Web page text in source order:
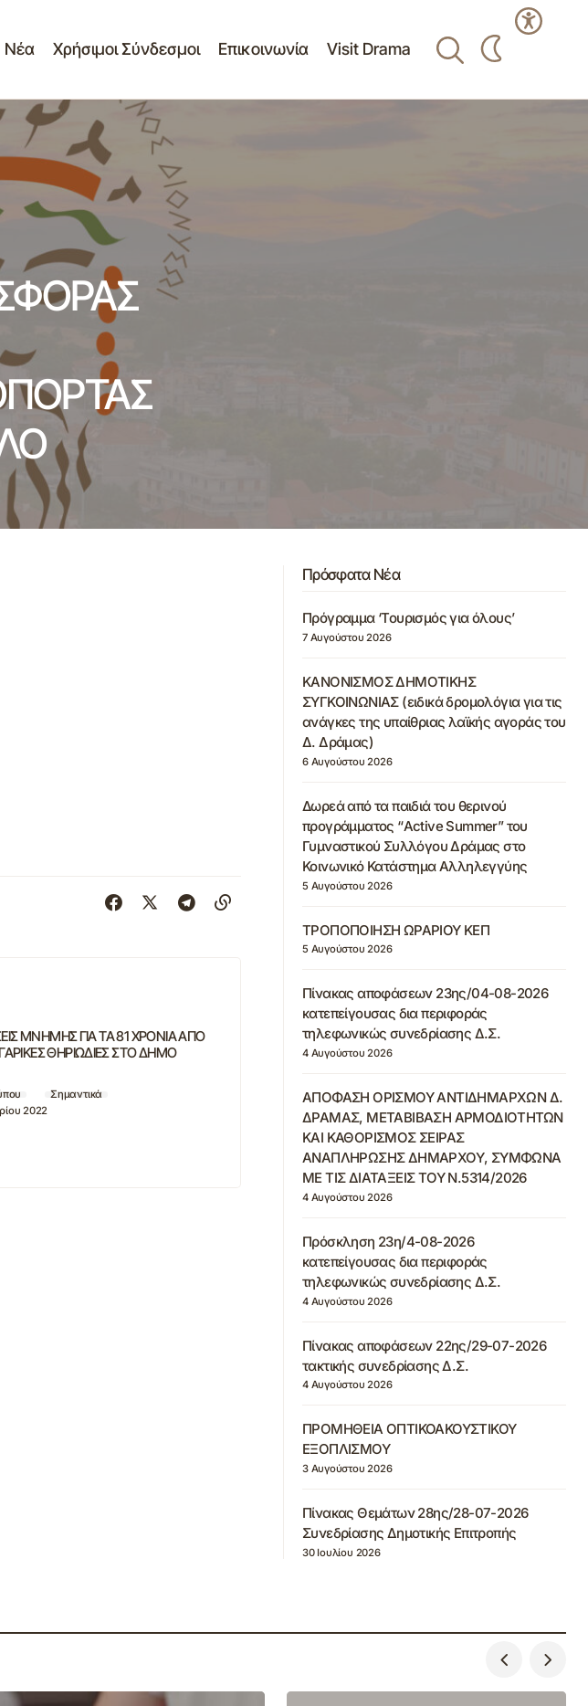
Νέα Χρήσιμοι Σύνδεσμοι Επικοινωνία Visit Drama
ΥΠΟΒΟΛΗΣ ΠΡΟΣΦΟΡΑΣ ΓΙΑ
ΤΗΣ ΔΙΠΛΗΣ ΓΚΑΡΑΖΟΠΟΡΤΑΣ
ΜΝΗΜΗΣ ΓΙΑ ΤΑ 81 ΧΡΟΝΙΑ ΑΠΟ
ΘΗΡΙΩΔΙΕΣ ΣΤΟ ΔΗΜΟ
Σημαντικά
2022
Πρόσφατα Νέα
Πρόγραμμα ‘Τουρισμός για όλους’
7 Αυγούστου 2026
ΚΑΝΟΝΙΣΜΟΣ ΔΗΜΟΤΙΚΗΣ
ΣΥΓΚΟΙΝΩΝΙΑΣ (ειδικά δρομολόγια για τις
ανάγκες της υπαίθριας λαϊκής αγοράς του
Δ. Δράμας)
6 Αυγούστου 2026
Δωρεά από τα παιδιά του θερινού
προγράμματος “Active Summer” του
Γυμναστικού Συλλόγου Δράμας στο
Κοινωνικό Κατάστημα Αλληλεγγύης
5 Αυγούστου 2026
ΤΡΟΠΟΠΟΙΗΣΗ ΩΡΑΡΙΟΥ ΚΕΠ
5 Αυγούστου 2026
Πίνακας αποφάσεων 23ης/04-08-2026
κατεπείγουσας δια περιφοράς
τηλεφωνικώς συνεδρίασης Δ.Σ.
4 Αυγούστου 2026
ΑΠΟΦΑΣΗ ΟΡΙΣΜΟΥ ΑΝΤΙΔΗΜΑΡΧΩΝ Δ.
ΔΡΑΜΑΣ, ΜΕΤΑΒΙΒΑΣΗ ΑΡΜΟΔΙΟΤΗΤΩΝ
ΚΑΙ ΚΑΘΟΡΙΣΜΟΣ ΣΕΙΡΑΣ
ΑΝΑΠΛΗΡΩΣΗΣ ΔΗΜΑΡΧΟΥ, ΣΥΜΦΩΝΑ
ΜΕ ΤΙΣ ΔΙΑΤΑΞΕΙΣ ΤΟΥ Ν.5314/2026
4 Αυγούστου 2026
Πρόσκληση 23η/4-08-2026
κατεπείγουσας δια περιφοράς
τηλεφωνικώς συνεδρίασης Δ.Σ.
4 Αυγούστου 2026
Πίνακας αποφάσεων 22ης/29-07-2026
τακτικής συνεδρίασης Δ.Σ.
4 Αυγούστου 2026
ΠΡΟΜΗΘΕΙΑ ΟΠΤΙΚΟΑΚΟΥΣΤΙΚΟΥ
ΕΞΟΠΛΙΣΜΟΥ
3 Αυγούστου 2026
Πίνακας Θεμάτων 28ης/28-07-2026
Συνεδρίασης Δημοτικής Επιτροπής
30 Ιουλίου 2026